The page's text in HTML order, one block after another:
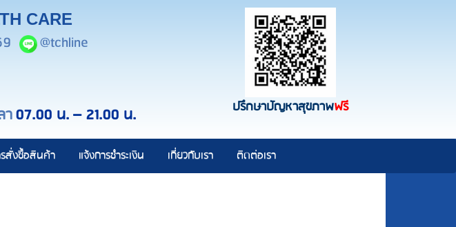
สั่งซื้อสินค้า แจ้งการชำระเงิน เกี่ยวกับเรา ติดต่อเรา
CARE
@tchline
า07.00 น.– 21.00 น. ปรึกษาปัญหาสุขภาพฟรี